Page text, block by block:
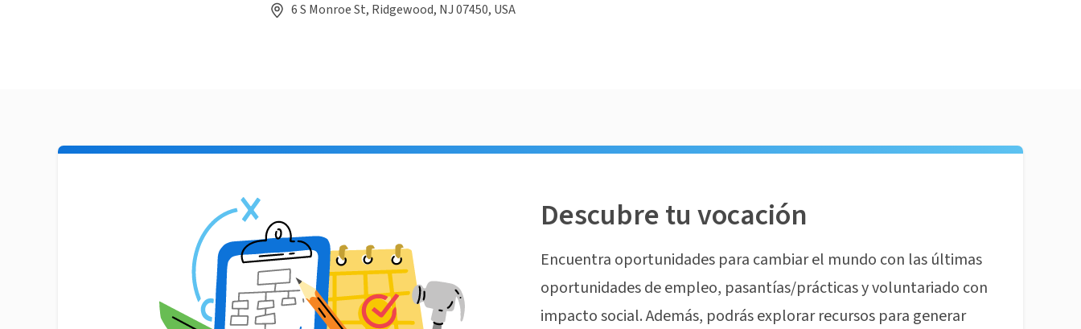
6 S Monroe St, Ridgewood, NJ 07450, USA
Descubre tu vocación
Encuentra oportunidades para cambiar el mundo con las últimas
oportunidades de empleo, pasantías/prácticas y voluntariado con
impacto social. Además, podrás explorar recursos para generar